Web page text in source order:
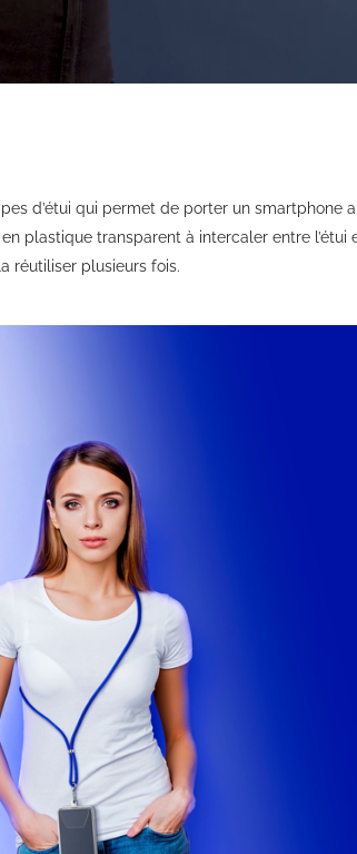
d’étui qui permet de porter un smartphone
plastique transparent à intercaler entre
réutiliser plusieurs fois.